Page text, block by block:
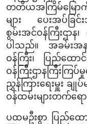
တတိယအကြိမ်မြော
များ ပေးအပ်ခြင်
စွမ်းအင်ဝန်ကြီးဌာ
ပါသည်။ အခမ်းအ
ဝန်ကြီး၊ ပြည်ထော
ဝန်ကြီးဌာနကြီးကြ
ညွှန်ကြားရေးမှူး ချုပ်
ဝန်ထမ်းများတက်ရ
ပထမဦးစွာ ပြည်ထေ